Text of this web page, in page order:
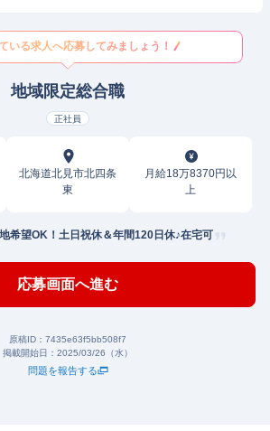
いる求人へ応募してみましょう！
地域限定総合職
正社員
北海道北見市北四条
東
月給18万8370円以
上
希望OK！土日祝休＆年間120日休♪在宅可
応募画面へ進む
原稿ID： 7435e63f5bb508f7
掲載開始日： 2025/03/26（水）
問題を報告する